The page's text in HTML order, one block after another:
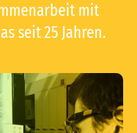
mit
seit 25 Jahren.